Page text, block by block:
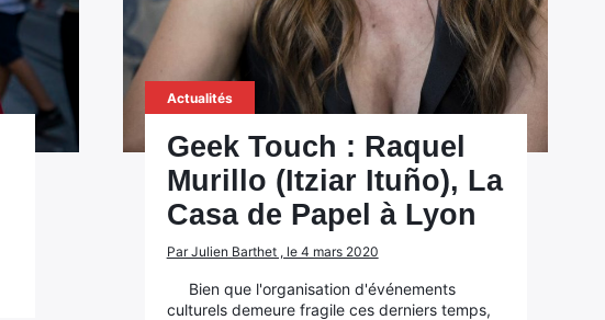
Actualités
Geek Touch : Raquel
Murillo (Itziar Ituño), La
Casa de Papel à Lyon
Par Julien Barthet , le 4 mars 2020
Bien que l'organisation d'événements
culturels demeure fragile ces derniers temps,